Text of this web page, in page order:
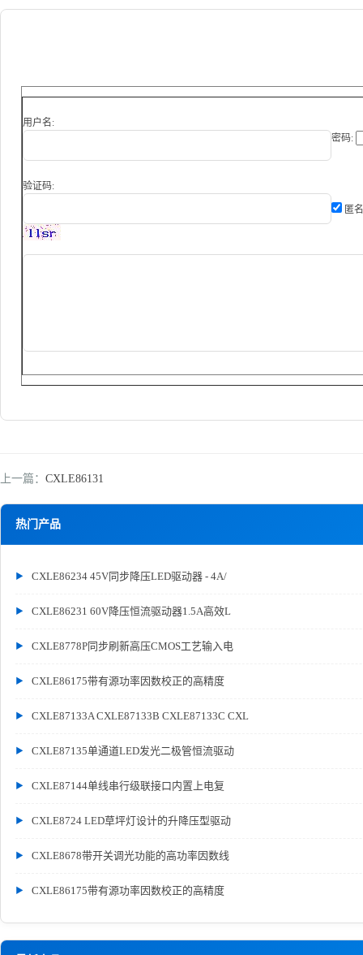
热门产品
CXLE86234 45V同步降压LED驱动器 - 4A/
CXLE86231 60V降压恒流驱动器1.5A高效L
CXLE8778P同步刷新高压CMOS工艺输入电
CXLE86175带有源功率因数校正的高精度
CXLE87133A CXLE87133B CXLE87133C CXL
CXLE87135单通道LED发光二极管恒流驱动
CXLE87144单线串行级联接口内置上电复
CXLE8724 LED草坪灯设计的升降压型驱动
CXLE8678带开关调光功能的高功率因数线
CXLE86175带有源功率因数校正的高精度
用户名:
密码:
验证码:
匿
上一篇： CXLE86131